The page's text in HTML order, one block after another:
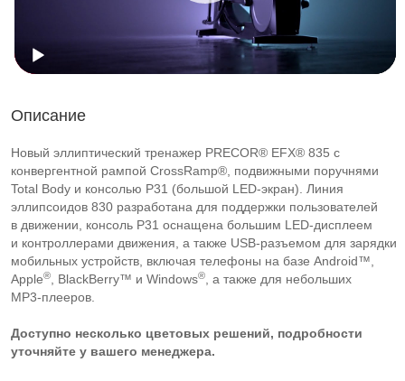
Описание
Новый эллиптический тренажер PRECOR® EFX® 835 с
конвергентной рампой CrossRamp®, подвижными поручнями
Total Body и консолью P31 (большой LED-экран). Линия
эллипсоидов 830 разработана для поддержки пользователей
в движении, консоль P31 оснащена большим LED-дисплеем
и контроллерами движения, а также USB-разъемом для зарядки
мобильных устройств, включая телефоны на базе Android™,
Apple® , BlackBerry™ и Windows®
, а также для небольших
MP3-плееров
Доступно несколько цветовых решений, подробности
уточняйте у вашего менеджера.